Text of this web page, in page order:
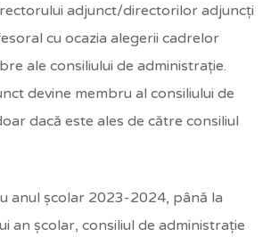
adjunct/directorilor adjuncţi
cu ocazia alegerii cadrelor
ale consiliului de administraţie.
devine membru al consiliului de
dacă este ales de către consiliul
anul şcolar 2023-2024, până la
an şcolar, consiliul de administraţie